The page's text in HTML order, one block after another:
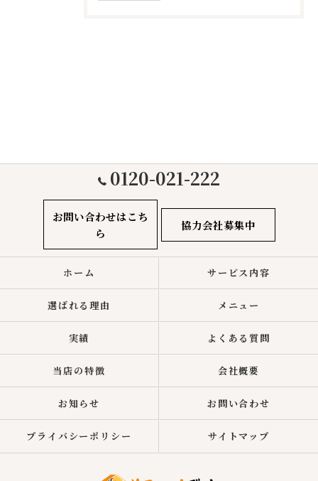
0120-021-222
お問い合わせはこち
ら
協力会社募集中
ホーム サービス内容
選ばれる理由 メニュー
実績 よくある質問
当店の特徴 会社概要
お知らせ お問い合わせ
プライバシーポリシー サイトマップ